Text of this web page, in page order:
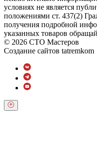
условиях не является
положениями ст. 437(2)
получения подробной
указанных товаров
© 2026 СТО Мастеров
Создание сайтов tatremkom